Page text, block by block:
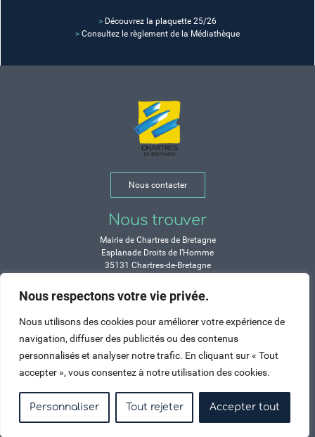
Nous respectons votre vie privée.
Nous utilisons des cookies pour améliorer votre expérience de
navigation, diffuser des publicités ou des contenus
personnalisés et analyser notre trafic. En cliquant sur « Tout
accepter », vous consentez à notre utilisation des cookies.
Personnaliser Tout rejeter Accepter tout
> Découvrez la plaquette 25/26
> Consultez le règlement de la Médiathèque
Nous contacter
Nous trouver
Mairie de Chartres de Bretagne
Esplanade Droits de l’Homme
35131 Chartres-de-Bretagne
Durant les congés d’été :
Lundi, mardi, mercredi et vendredi :
de 9h à 12h et de 14h à 17h
Jeudi : de 9h à 12h et de 15h à 17h
Crédits Mentions légales Contactez-nous Plan du site